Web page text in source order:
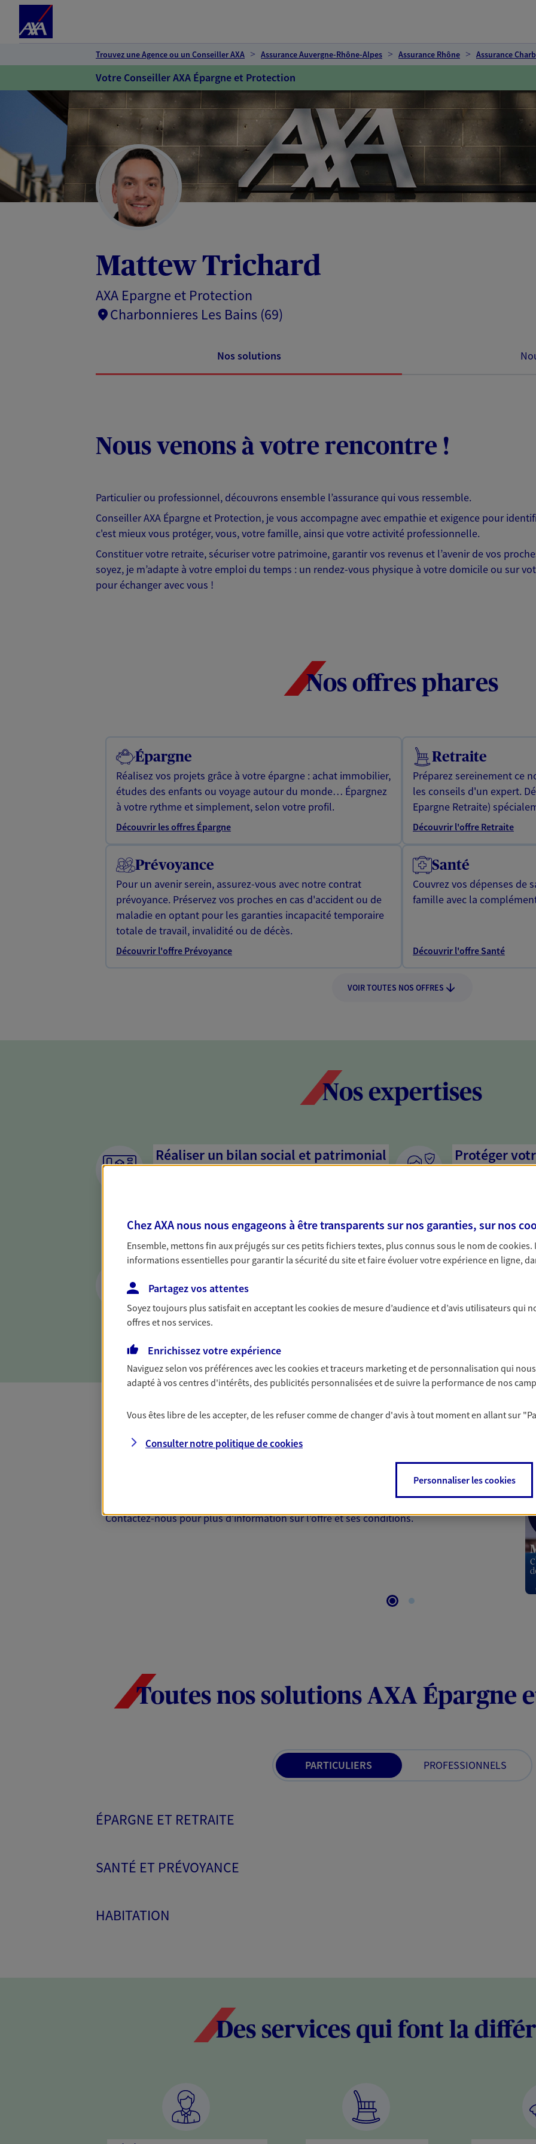
Trouvez une Agence ou un Conseiller AXA Assurance Auvergne-Rhône-Alpes Assurance Rhône Assurance
Votre Conseiller AXA Épargne et Protection
Mattew Trichard
AXA Epargne et Protection
Charbonnieres Les Bains (69)
Nos solutions
Nous venons à votre rencontre !
Particulier ou professionnel, découvrons ensemble l’assurance qui vous ressemble.
Conseiller AXA Épargne et Protection, je vous accompagne avec empathie et exigence pour
c'est mieux vous protéger, vous, votre famille, ainsi que votre activité professionnelle.
Constituer votre retraite, sécuriser votre patrimoine, garantir vos revenus et l’avenir de vos
soyez, je m’adapte à votre emploi du temps : un rendez-vous physique à votre domicile ou sur
pour échanger avec vous !
Nos offres phares
Épargne
Réalisez vos projets grâce à votre épargne : achat immobilier,
études des enfants ou voyage autour du monde… Épargnez
à votre rythme et simplement, selon votre profil.
Découvrir les offres Épargne
Retraite
Préparez sereinement ce
les conseils d'un expert.
Epargne Retraite)
Découvrir l'offre Retraite
Prévoyance
Pour un avenir serein, assurez-vous avec notre contrat
prévoyance. Préservez vos proches en cas d'accident ou de
maladie en optant pour les garanties incapacité temporaire
totale de travail, invalidité ou de décès.
Découvrir l'offre Prévoyance
Santé
Couvrez vos dépenses de
famille avec la
Découvrir l'offre Santé
VOIR TOUTES NOS OFFRES
Nos expertises
Réaliser un bilan social et patrimonial
dresser un bilan complet de votre situation. Une analyse
solide pour vous formuler des conseils cohérents avec vos
besoins.
Protéger
Nous sommes à
activité, mais aussi
interlocuteur pour
Optimiser la gestion de votre
patrimoine
Gérez et optimisez votre patrimoine avec nos solutions pour
diversifier vos placements et protéger vos actifs.
chaque jour l'avenir
Complémentaire Santé
Santé d’AXA, adaptez vos garanties à votre budget et situation tout en profitant de –10% sur
votre cotisation, si vous avez 60 ans et plus ; et si vous êtes un travailleur non salarié.
Contactez-nous pour plus d’information sur l’offre et ses conditions.
Toutes nos solutions AXA Épargne
PARTICULIERS PROFESSIONNELS
ÉPARGNE ET RETRAITE
SANTÉ ET PRÉVOYANCE
HABITATION
Des services qui font la
Chez AXA nous nous engageons à être transparents sur nos garanties, sur nos
Ensemble, mettons fin aux préjugés sur ces petits fichiers textes, plus connus sous le nom decookies.
informations essentielles pour garantir la sécurité du site et faire évoluer votre expérience en ligne,
Partagez vos attentes
Soyez toujours plus satisfait en acceptant lescookiesde mesure d’audience et d’avis utilisateurs qui
offres et nos services.
Enrichissez votre expérience
Naviguez selon vos préférences avec lescookies et traceurs marketing et de personnalisation qui
adapté à vos centres d'intérêts, des publicités personnalisées et de suivre la performance de nos
Vous êtes libre de les accepter, de les refuser comme de changer d'avis à tout moment en allant sur
Consulter notre politique decookies
Personnaliser les cookies